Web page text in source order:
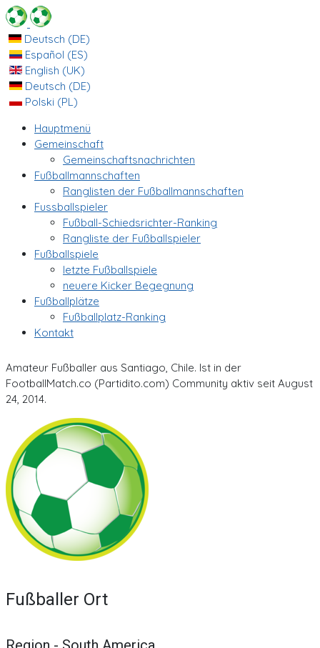
Deutsch (DE)
Español (ES)
English (UK)
Deutsch (DE)
Polski (PL)
Hauptmenü
Gemeinschaft
Gemeinschaftsnachrichten
Fußballmannschaften
Ranglisten der Fußballmannschaften
Fussballspieler
Fußball-Schiedsrichter-Ranking
Rangliste der Fußballspieler
Fußballspiele
letzte Fußballspiele
neuere Kicker Begegnung
Fußballplätze
Fußballplatz-Ranking
Kontakt
Amateur Fußballer aus Santiago, Chile. Ist in der
FootballMatch.co (Partidito.com) Community aktiv seit August
24, 2014.
Fußballer Ort